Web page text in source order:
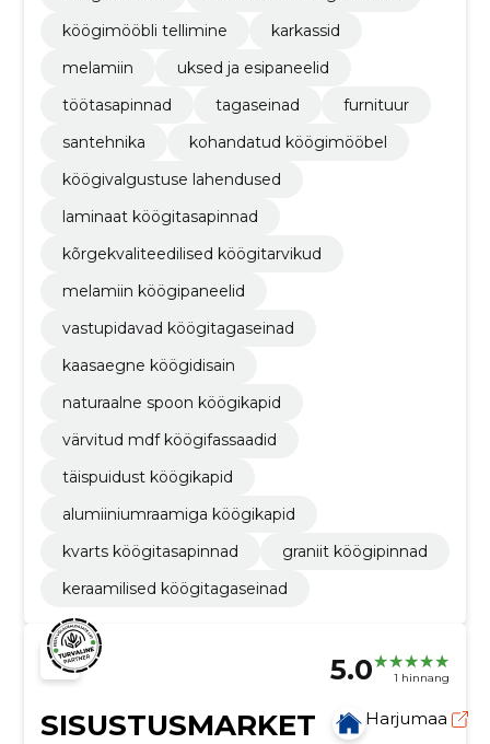
köögimööbli tellimine
karkassid
melamiin
uksed ja esipaneelid
töötasapinnad
tagaseinad
furnituur
santehnika
kohandatud köögimööbel
köögivalgustuse lahendused
laminaat köögitasapinnad
kõrgekvaliteedilised köögitarvikud
melamiin köögipaneelid
vastupidavad köögitagaseinad
kaasaegne köögidisain
naturaalne spoon köögikapid
värvitud mdf köögifassaadid
täispuidust köögikapid
alumiiniumraamiga köögikapid
kvarts köögitasapinnad
graniit köögipinnad
keraamilised köögitagaseinad
5.0 1 hinnang
SISUSTUSMARKET
Harjumaa